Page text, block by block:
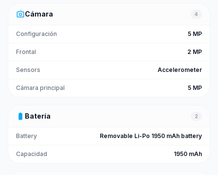
photo_cameraCámara 4
Configuración 5 MP
Frontal 2 MP
Sensors Accelerometer
Cámara principal 5 MP
battery_full Batería 2
Battery Removable Li-Po 1950 mAh battery
Capacidad 1950 mAh